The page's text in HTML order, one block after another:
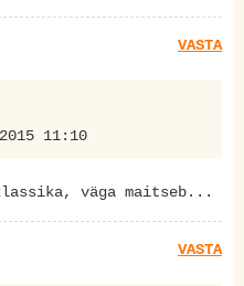
VASTA
11:10
väga maitseb...
VASTA